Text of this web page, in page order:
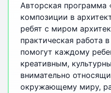
Авторская программа
композиции в
ребят с миром
практическая работа
помогут каждому
креативным,
внимательно
окружающему миру,